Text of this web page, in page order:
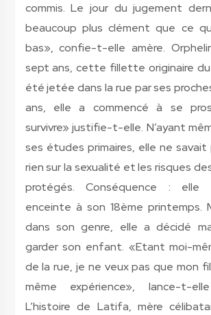
commis. Le jour du jugement
beaucoup plus clément que ce
bas», confie-t-elle amère.
sept ans, cette fillette originaire
été jetée dans la rue par ses
ans, elle a commencé à se
survivre» justifie-t-elle. N’ayant
ses études primaires, elle ne
rien sur la sexualité et les risques
protégés. Conséquence :
enceinte à son 18ème printemps.
dans son genre, elle a décidé
garder son enfant. «Etant moi-
de la rue, je ne veux pas que mon
même expérience», lance-t-
L’histoire de Latifa, mère